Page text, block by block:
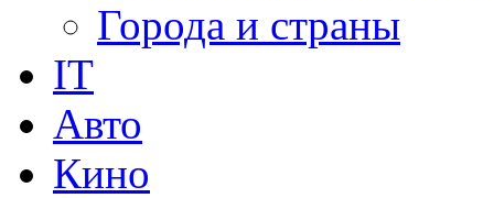
Города и страны
IT
Авто
Кино